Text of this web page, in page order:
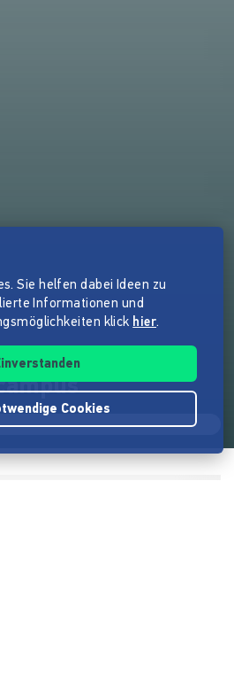
Sie helfen dabei Ideen zu
Informationen und
klick hier.
Cookies